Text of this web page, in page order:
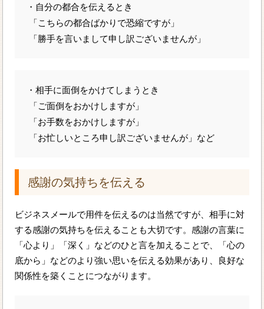
・自分の都合を伝えるとき
「こちらの都合ばかりで恐縮ですが」
「勝手を言いまして申し訳ございませんが」
・相手に面倒をかけてしまうとき
「ご面倒をおかけしますが」
「お手数をおかけしますが」
「お忙しいところ申し訳ございませんが」など
感謝の気持ちを伝える
ビジネスメールで用件を伝えるのは当然ですが、相手に対
する感謝の気持ちを伝えることも大切です。感謝の言葉に
「心より」「深く」などのひと言を加えることで、「心の
底から」などのより強い思いを伝える効果があり、良好な
関係性を築くことにつながります。